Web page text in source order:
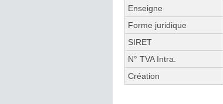
Enseigne
Forme juridique
SIRET
N° TVA Intra.
Création